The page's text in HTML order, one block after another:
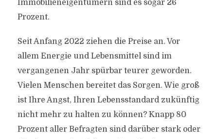
Immobilieneigentümern sind es sogar 26
Prozent.
Seit Anfang 2022 ziehen die Preise an. Vor
allem Energie und Lebensmittel sind im
vergangenen Jahr spürbar teurer geworden.
Vielen Menschen bereitet das Sorgen. Wie groß
ist Ihre Angst, Ihren Lebensstandard zukünftig
nicht mehr zu halten zu können? Knapp 80
Prozent aller Befragten sind darüber stark oder